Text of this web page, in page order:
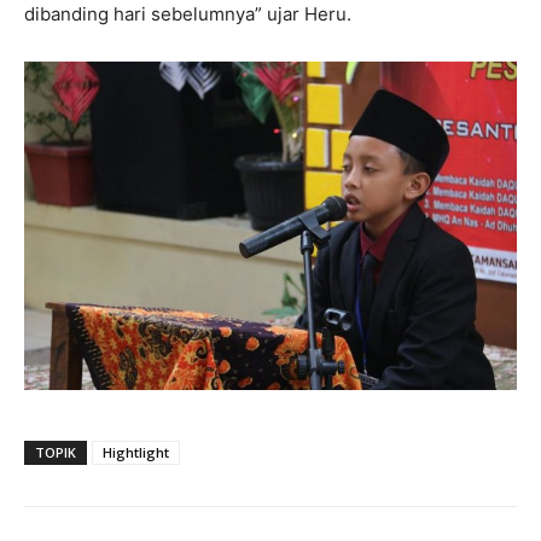
dibanding hari sebelumnya” ujar Heru.
TOPIK Hightlight